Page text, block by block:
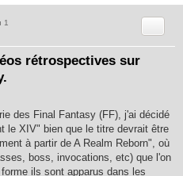
1
rétrospectives sur
des Final Fantasy (FF), j'ai décidé
le XIV" bien que le titre devrait être
à partir de A Realm Reborn", où
boss, invocations, etc) que l'on
ils sont apparus dans les